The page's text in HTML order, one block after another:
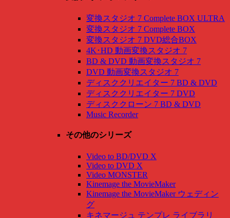
変換スタジオ 7 Complete BOX ULTRA
変換スタジオ 7 Complete BOX
変換スタジオ 7 DVD総合BOX
4K･HD 動画変換スタジオ 7
BD & DVD 動画変換スタジオ 7
DVD 動画変換スタジオ 7
ディスククリエイター 7 BD & DVD
ディスククリエイター 7 DVD
ディスククローン 7 BD & DVD
Music Recorder
その他のシリーズ
Video to BD/DVD X
Video to DVD X
Video MONSTER
Kinemage the MovieMaker
Kinemage the MovieMaker ウェディン
グ
キネマージュ テンプレ ライブラリ